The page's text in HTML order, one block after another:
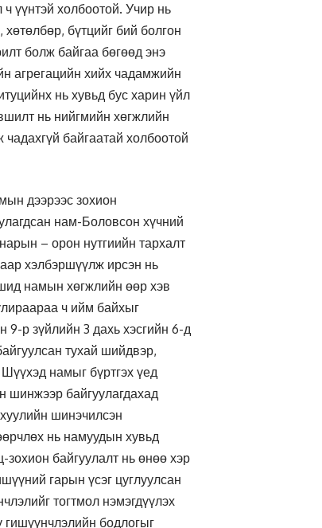
үүнтэй холбоотой. Учир нь
бүтцийг бий болгон
болж байгаа бөгөөд энэ
агрегацийн хийх чадамжийн
нь хувьд бус харин үйл
нь нийгмийн хөгжлийн
чадахгүй байгаатай холбоотой
дээрээс зохион
нам-Боловсон хүчний
– орон нутгиийн тархалт
хэлбэршүүлж ирсэн нь
намын хөгжлийн өөр хэв
ч ийм байхыг
9-р зүйлийн 3 дахь хэсгийн 6-д
тухай шийдвэр,
намыг бүртгэх үед
шинжээр байгуулагдахад
шинэчилсэн
нь намуудын хувьд
байгуулалт нь өнөө хэр
гарын үсэг цуглуулсан
тогтмол нэмэгдүүлэх
бодлогыг